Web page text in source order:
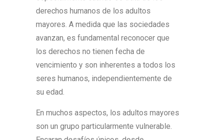
derechos humanos de los adultos
mayores. A medida que las sociedades
avanzan, es fundamental reconocer que
los derechos no tienen fecha de
vencimiento y son inherentes a todos los
seres humanos, independientemente de
su edad.
En muchos aspectos, los adultos mayores
son un grupo particularmente vulnerable.